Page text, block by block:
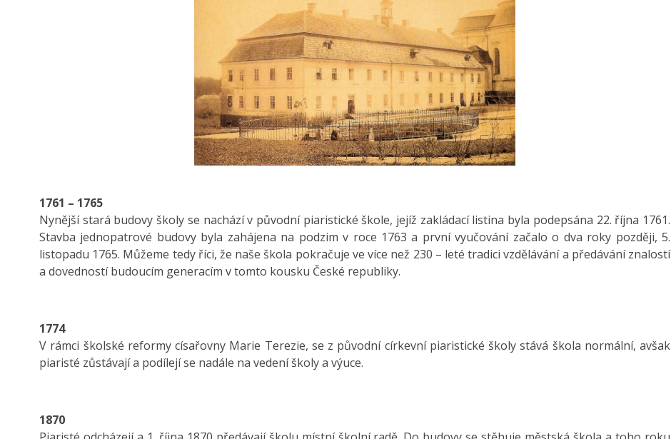
1761 – 1765
Nynější stará budovy školy se nachází v původní piaristické škole, jejíž zakládací listina byla podepsána 22. října 1761.
Stavba jednopatrové budovy byla zahájena na podzim v roce 1763 a první vyučování začalo o dva roky později, 5.
listopadu 1765. Můžeme tedy říci, že naše škola pokračuje ve více než 230 – leté tradici vzdělávání a předávání znalostí
a dovedností budoucím generacím v tomto kousku České republiky.
1774
V rámci školské reformy císařovny Marie Terezie, se z původní církevní piaristické školy stává škola normální, avšak
piaristé zůstávají a podílejí se nadále na vedení školy a výuce.
1870